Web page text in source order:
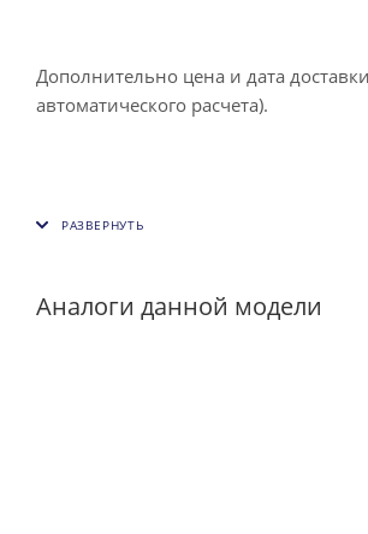
Дополнительно цена и дата
автоматического расчета).
Аналоги данной модели